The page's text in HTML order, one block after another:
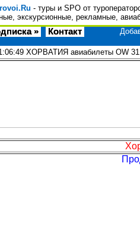
- туры и SPO от
экскурсионные, рекламные,
» Контакт
ХОРВАТИЯ авиабилеты OW